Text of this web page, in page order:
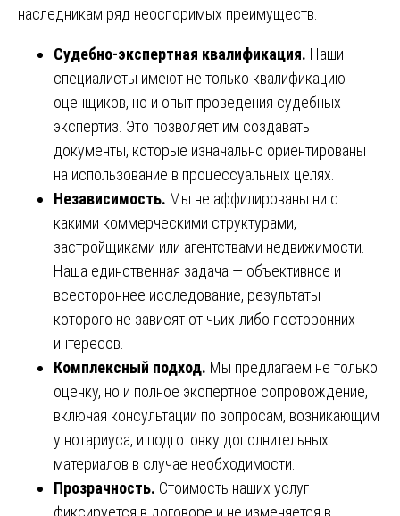
наследникам ряд неоспоримых преимуществ.
Судебно-экспертная квалификация. Наши
специалисты имеют не только квалификацию
оценщиков, но и опыт проведения судебных
экспертиз. Это позволяет им создавать
документы, которые изначально ориентированы
на использование в процессуальных целях.
Независимость. Мы не аффилированы ни с
какими коммерческими структурами,
застройщиками или агентствами недвижимости.
Наша единственная задача — объективное и
всестороннее исследование, результаты
которого не зависят от чьих-либо посторонних
интересов.
Комплексный подход. Мы предлагаем не только
оценку, но и полное экспертное сопровождение,
включая консультации по вопросам, возникающим
у нотариуса, и подготовку дополнительных
материалов в случае необходимости.
Прозрачность. Стоимость наших услуг
фиксируется в договоре и не изменяется в